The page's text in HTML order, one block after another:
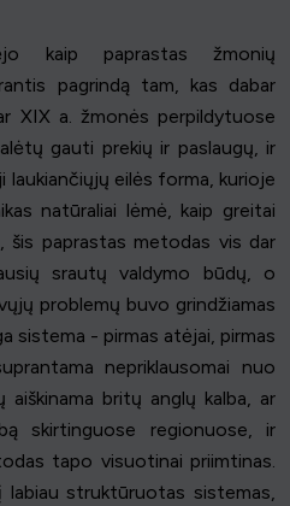
kaip paprastas žmonių
pagrindą tam, kas dabar
XIX a. žmonės perpildytuose
gauti prekių ir paslaugų, ir
eilės forma, kurioje
natūraliai lėmė, kaip greitai
šis paprastas metodas vis dar
srautų valdymo būdų, o
problemų buvo grindžiamas
sistema - pirmas atėjai, pirmas
nepriklausomai nuo
britų anglų kalba, ar
skirtinguose regionuose, ir
tapo visuotinai priimtinas.
struktūruotas sistemas,